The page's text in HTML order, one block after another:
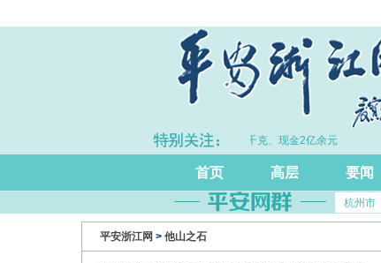
·拦截黄金30余千克、现金2亿余元
首页 高层 要闻
杭州市
平安浙江网 > 他山之石